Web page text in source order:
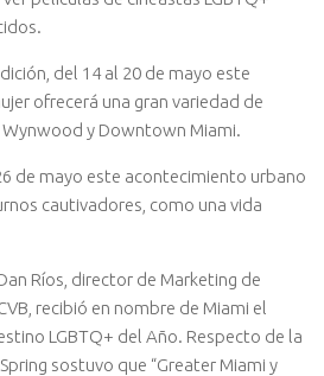
del 14 al 20 de mayo este
ofrecerá una gran variedad de
Wynwood y Downtown Miami.
de mayo este acontecimiento urbano
cautivadores, como una vida
Ríos, director de Marketing de
recibió en nombre de Miami el
LGBTQ+ del Año. Respecto de la
sostuvo que “Greater Miami y